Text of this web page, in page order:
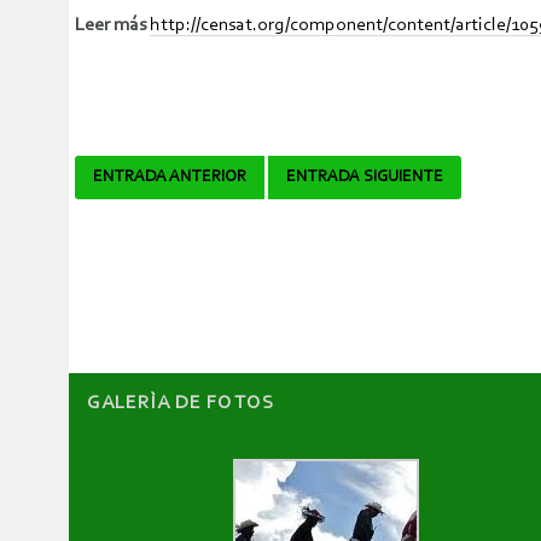
Leer más http://censat.org/component/content/article/
Navegador
ENTRADA ANTERIOR ENTRADA SIGUIENTE
GALERÌA DE FOTOS